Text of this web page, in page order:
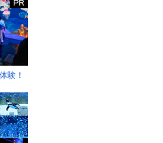
験！